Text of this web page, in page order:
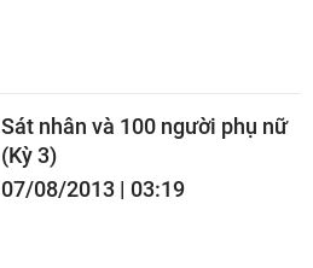
Sát nhân và 100 người phụ nữ
(Kỳ 3)
07/08/2013 | 03:19